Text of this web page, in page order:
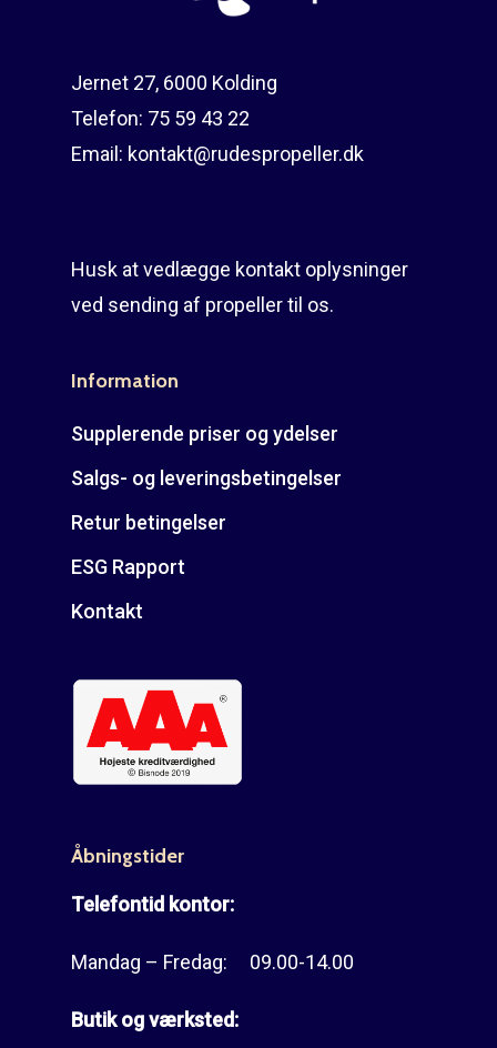
Jernet 27, 6000 Kolding
Telefon: 75 59 43 22
Email: kontakt@rudespropeller.dk
Husk at vedlægge kontakt oplysninger
ved sending af propeller til os.
Information
Supplerende priser og ydelser
Salgs- og leveringsbetingelser
Retur betingelser
ESG Rapport
Kontakt
Åbningstider
Telefontid kontor:
Mandag – Fredag: 09.00-14.00
Butik og værksted: